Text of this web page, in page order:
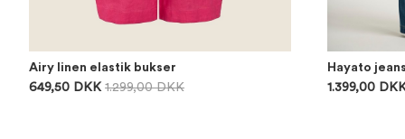
Airy linen elastik bukser
649,50 DKK 1.299,00 DKK
Hayato
1.399,00